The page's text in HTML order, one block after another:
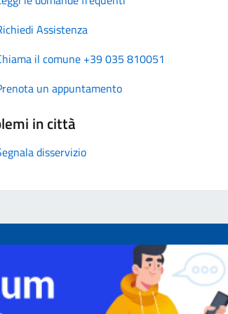
Assistenza
il comune +39 035 810051
un appuntamento
in città
disservizio